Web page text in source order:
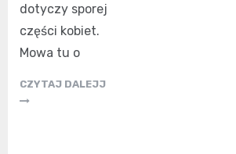
dotyczy sporej
części kobiet.
Mowa tu o
CZYTAJ DALEJJ